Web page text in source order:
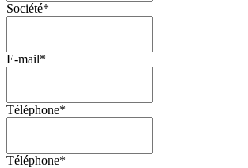
Société*
E-mail*
Téléphone*
Téléphone*